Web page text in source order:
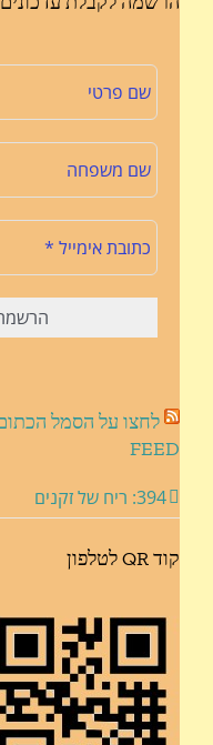
FEED
394: ריח של זקנים
קוד QR לטלפון